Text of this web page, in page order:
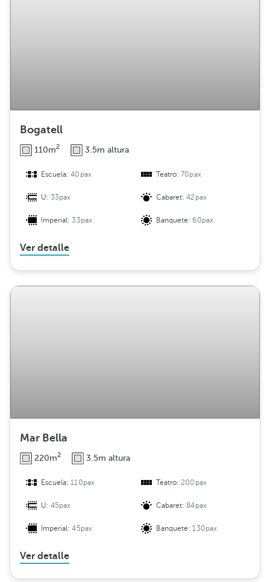
Bogatell
110m2 3.5m altura
Escuela:40pax Teatro:70pax
U:33pax Cabaret:42pax
Imperial:33pax Banquete:60pax
Ver detalle
Mar Bella
220m2 3.5m altura
Escuela:110pax Teatro:200pax
U:45pax Cabaret:84pax
Imperial:45pax Banquete:130pax
Ver detalle